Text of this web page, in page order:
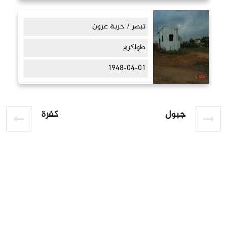
تبصر / خربة عزون
طولكرم
1948-04-01
جبول كفرة